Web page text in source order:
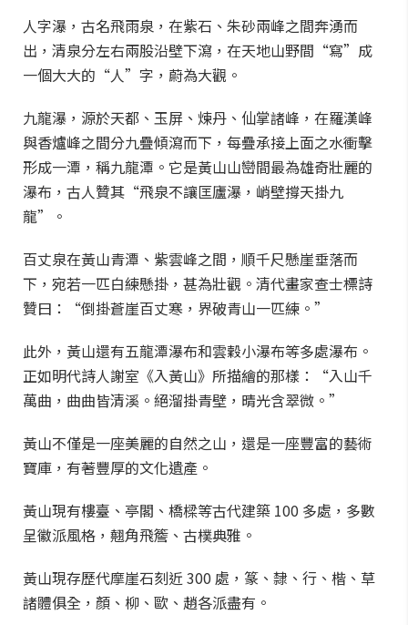
人字瀑，古名飛雨泉，在紫石、朱砂兩峰之間奔湧而
出，清泉分左右兩股沿壁下瀉，在天地山野間“寫”成
一個大大的“人”字，蔚為大觀。
九龍瀑，源於天都、玉屏、煉丹、仙掌諸峰，在羅漢峰
與香爐峰之間分九疊傾瀉而下，每疊承接上面之水衝擊
形成一潭，稱九龍潭。它是黃山山巒間最為雄奇壯麗的
瀑布，古人贊其“飛泉不讓匡廬瀑，峭壁撐天掛九
龍”。
百丈泉在黃山青潭、紫雲峰之間，順千尺懸崖垂落而
下，宛若一匹白練懸掛，甚為壯觀。清代畫家查士標詩
贊曰：“倒掛蒼崖百丈寒，界破青山一匹練。”
此外，黃山還有五龍潭瀑布和雲穀小瀑布等多處瀑布。
正如明代詩人謝室《入黃山》所描繪的那樣：“入山千
萬曲，曲曲皆清溪。絕溜掛青壁，晴光含翠微。”
黃山不僅是一座美麗的自然之山，還是一座豐富的藝術
寶庫，有著豐厚的文化遺產。
黃山現有樓臺、亭閣、橋樑等古代建築 100 多處，多數
呈徽派風格，翹角飛簷、古樸典雅。
黃山現存歷代摩崖石刻近 300 處，篆、隸、行、楷、草
諸體俱全，顏、柳、歐、趙各派盡有。